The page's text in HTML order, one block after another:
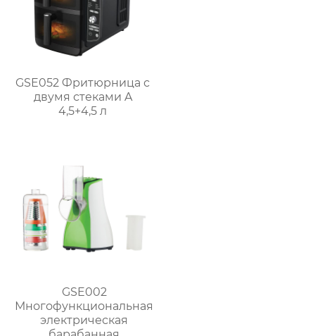
GSE052 Фритюрница с
двумя стеками A
4,5+4,5 л
GSE002
Многофункциональная
электрическая